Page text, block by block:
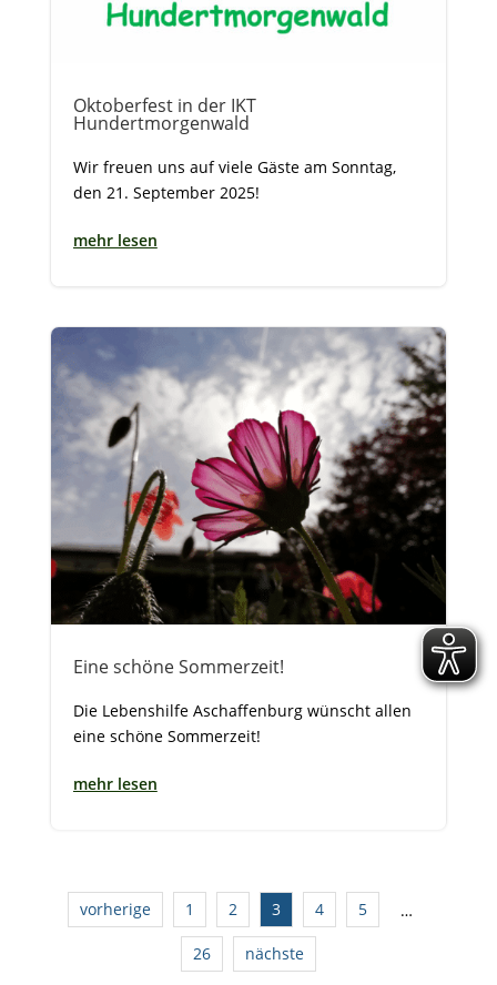
Oktoberfest in der IKT
Hundertmorgenwald
Wir freuen uns auf viele Gäste am Sonntag,
den 21. September 2025!
mehr lesen
Eine schöne Sommerzeit!
Die Lebenshilfe Aschaffenburg wünscht allen
eine schöne Sommerzeit!
mehr lesen
vorherige 1 2 3 4 5 …
26 nächste